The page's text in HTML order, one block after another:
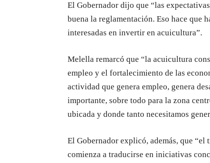
El Gobernador dijo que “las
buena la reglamentación. Eso hace que
interesadas en invertir en acuicultura”.
Melella remarcó que “la acuicultura
empleo y el fortalecimiento de las
actividad que genera empleo, genera
importante, sobre todo para la zona
ubicada y donde tanto necesitamos
El Gobernador explicó, además, que
comienza a traducirse en iniciativas